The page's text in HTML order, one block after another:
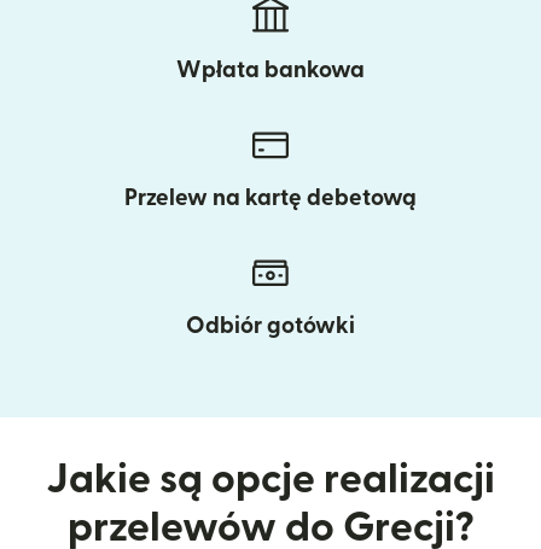
Wpłata bankowa
Przelew na kartę debetową
Odbiór gotówki
Jakie są opcje realizacji
przelewów do Grecji?